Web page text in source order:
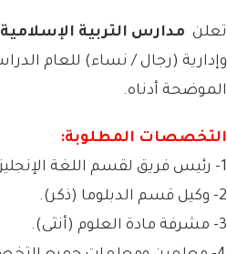
تعلن مدارس التربية الإسلامية
الموضحة أدناه.
التخصصات المطلوبة:
1- رئيس فريق لقسم اللغة الإنجليزية (ذكر – أنثى).
2- وكيل قسم الدبلوما (ذكر).
3- مشرفة مادة العلوم (أنثى).